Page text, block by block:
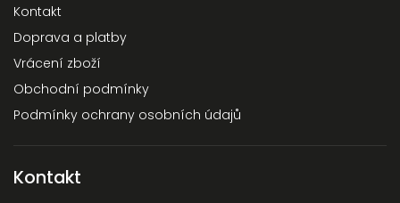
Kontakt
Doprava a platby
Vrácení zboží
Obchodní podmínky
Podmínky ochrany osobních údajů
Kontakt